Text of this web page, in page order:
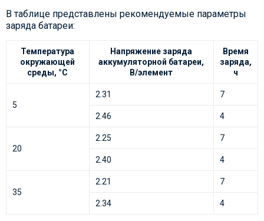
В таблице представлены рекомендуемые параметры
заряда батареи:
Температура
окружающей
среды, °С
Напряжение заряда
аккумуляторной батареи,
В/элемент
Время
заряда,
ч
5
2.31 7
2.46 4
20
2.25 7
2.40 4
35
2.21 7
2.34 4